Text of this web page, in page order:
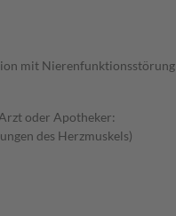
mit Nierenfunktionsstörung
oder Apotheker:
des Herzmuskels)